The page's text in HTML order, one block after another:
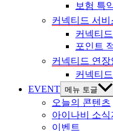
보험 특
커넥티드 서비
커넥티
포인트
커넥티드 연장
커넥티
EVENT 메뉴 토글
오늘의 콘텐츠
아이나비 소식
이벤트